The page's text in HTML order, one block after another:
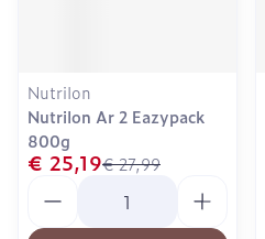
Nutrilon
Nutrilon Ar 2 Eazypack
800g
€ 27,99
€ 25,19